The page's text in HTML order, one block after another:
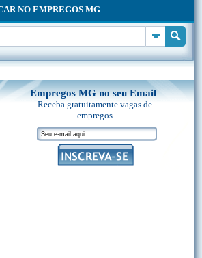
NO EMPREGOS MG
Empregos MG no seu Email
Receba gratuitamente vagas de
empregos